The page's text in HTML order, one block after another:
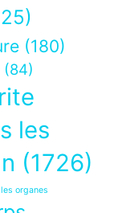
(180)
(84)
les
(1726)
organes